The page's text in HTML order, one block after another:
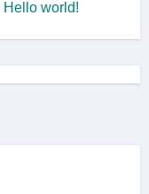
Hello world!